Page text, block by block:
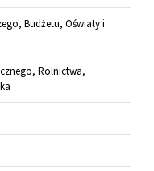
Budżetu, Oświaty i
Rolnictwa,